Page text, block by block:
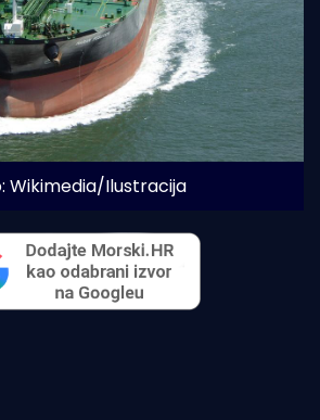
Wikimedia/Ilustracija